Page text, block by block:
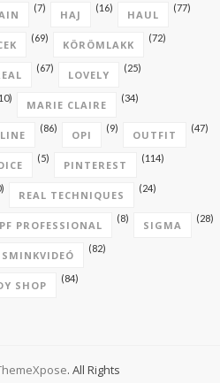
(7)
HAJ
(16)
HAUL
(77)
(69)
KÖRÖMLAKK
(72)
(67)
LOVELY
(25)
MARIE CLAIRE
(34)
(86)
OPI
(9)
OUTFIT
(47)
(5)
PINTEREST
(114)
REAL TECHNIQUES
(24)
PROFESSIONAL
(8)
SIGMA
(28)
SMINKVIDEÓ
(82)
SHOP
(84)
. All Rights